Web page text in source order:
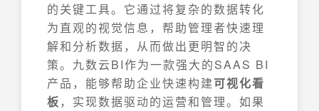
的关键工具。它通过将复杂的数据转化
为直观的视觉信息，帮助管理者快速理
解和分析数据，从而做出更明智的决
策。九数云BI作为一款强大的SAAS BI
产品，能够帮助企业快速构建可视化看
板 ，实现数据驱动的运营和管理。如果